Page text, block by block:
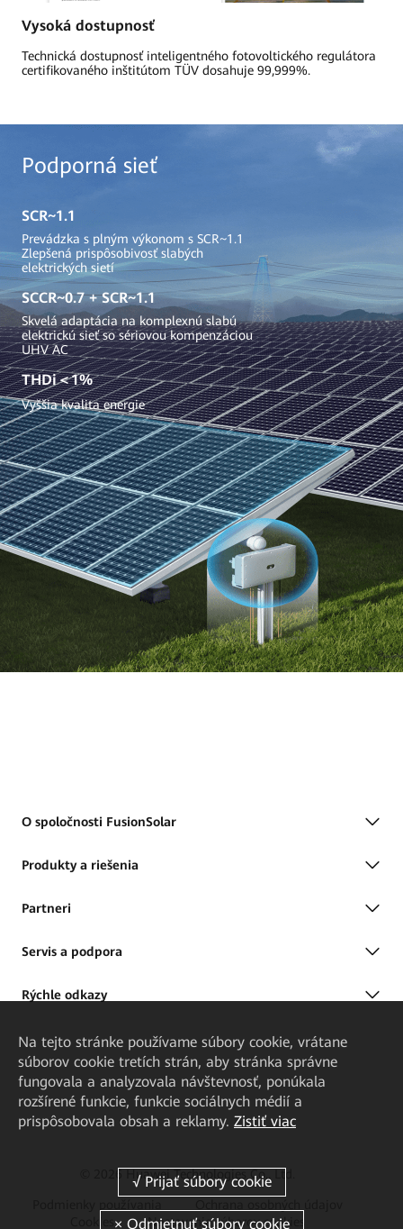
Vysoká dostupnosť
Technická dostupnosť inteligentného fotovoltického regulátora
certifikovaného inštitútom TÜV dosahuje 99,999%.
Podporná sieť
SCR~1.1
Prevádzka s plným výkonom s SCR~1.1
Zlepšená prispôsobivosť slabých
elektrických sietí
SCCR~0.7 + SCR~1.1
Skvelá adaptácia na komplexnú slabú
elektrickú sieť so sériovou kompenzáciou
UHV AC
THDi＜1%
Vyššia kvalita energie
O spoločnosti FusionSolar
Produkty a riešenia
Partneri
Servis a podpora
Rýchle odkazy
© 2026 Huawei Technologies Co., Ltd.
Nastavenie súborov cookies
Na tejto stránke používame súbory cookie, vrátane
súborov cookie tretích strán, aby stránka správne
fungovala a analyzovala návštevnosť, ponúkala
rozšírené funkcie, funkcie sociálnych médií a
prispôsobovala obsah a reklamy. Zistiť viac